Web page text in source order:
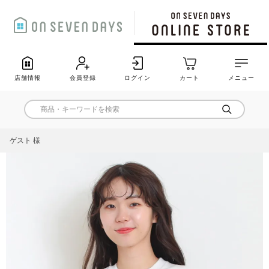
店舗情報 会員登録 ログイン カート メニュー
ゲスト 様